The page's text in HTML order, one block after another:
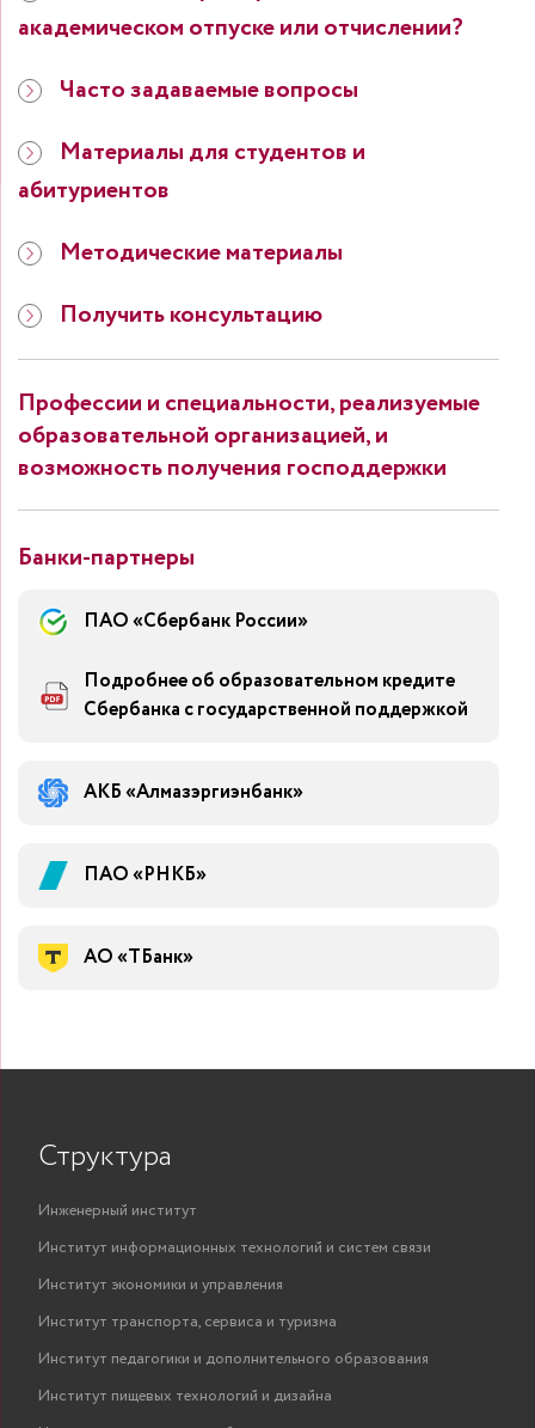
академическом отпуске или отчислении?
Часто задаваемые вопросы
Материалы для студентов и
абитуриентов
Методические материалы
Получить консультацию
Профессии и специальности, реализуемые
образовательной организацией, и
возможность получения господдержки
Банки-партнеры
ПАО «Сбербанк России»
Подробнее об образовательном кредите
Сбербанка с государственной поддержкой
АКБ «Алмазэргиэнбанк»
ПАО «РНКБ»
АО «ТБанк»
Структура
Инженерный институт
Институт информационных технологий и систем связи
Институт экономики и управления
Институт транспорта, сервиса и туризма
Институт педагогики и дополнительного образования
Институт пищевых технологий и дизайна